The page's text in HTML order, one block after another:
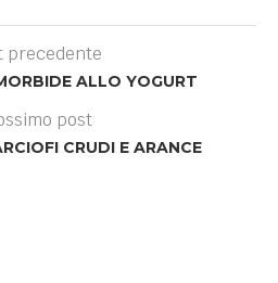
precedente
ALLO YOGURT
post
CRUDI E ARANCE